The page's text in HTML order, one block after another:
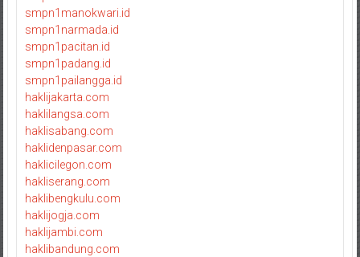
smpn1manokwari.id
smpn1narmada.id
smpn1pacitan.id
smpn1padang.id
smpn1pailangga.id
haklijakarta.com
haklilangsa.com
haklisabang.com
haklidenpasar.com
haklicilegon.com
hakliserang.com
haklibengkulu.com
haklijogja.com
haklijambi.com
haklibandung.com